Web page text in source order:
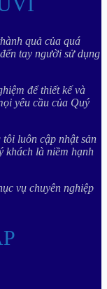
quả của quá
tay người sử dụng
để thiết kế và
yêu cầu của Quý
luôn cập nhật sản
khách là niềm hạnh
vụ chuyên nghiệp